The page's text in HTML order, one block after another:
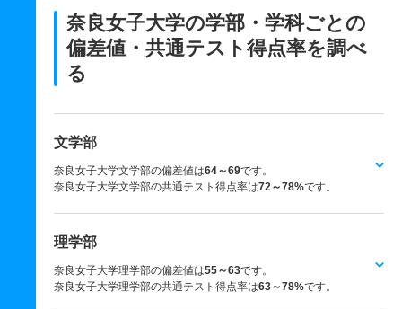
奈良女子大学の学部・学科ごとの
偏差値・共通テスト得点率を調べ
る
文学部
奈良女子大学文学部の偏差値は64～69です。
奈良女子大学文学部の共通テスト得点率は72～78%です。
理学部
奈良女子大学理学部の偏差値は55～63です。
奈良女子大学理学部の共通テスト得点率は63～78%です。